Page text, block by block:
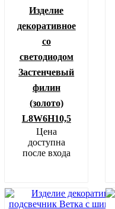
Изделие
декоративное
со
светодиодом
Застенчевый
филин
(золото)
L8W6H10,5
Цена
доступна
после входа